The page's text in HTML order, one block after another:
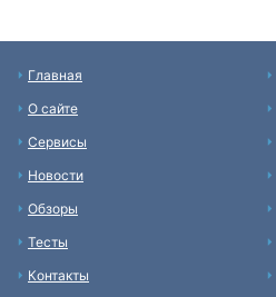
Главная
О сайте
Сервисы
Новости
Обзоры
Тесты
Контакты